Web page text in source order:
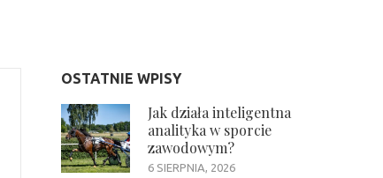
OSTATNIE WPISY
Jak działa inteligentna
analityka w sporcie
zawodowym?
6 SIERPNIA, 2026